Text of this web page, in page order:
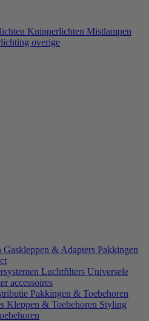
Knipperlichten Mistlampen
overige
Gaskleppen & Adapters Pakkingen
Luchtfilters Universele
accessoires
Pakkingen & Toebehoren
Kleppen & Toebehoren Styling